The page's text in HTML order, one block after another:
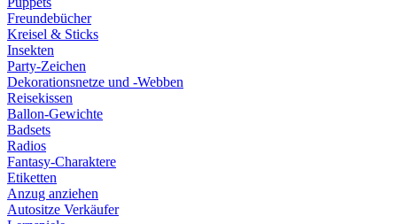
Freundebücher
Kreisel & Sticks
Insekten
Party-Zeichen
Dekorationsnetze und -Webben
Reisekissen
Ballon-Gewichte
Badsets
Radios
Fantasy-Charaktere
Etiketten
Anzug anziehen
Autositze Verkäufer